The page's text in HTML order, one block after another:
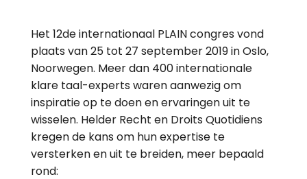
Het 12de internationaal PLAIN congres vond
plaats van 25 tot 27 september 2019 in Oslo,
Noorwegen. Meer dan 400 internationale
klare taal-experts waren aanwezig om
inspiratie op te doen en ervaringen uit te
wisselen. Helder Recht en Droits Quotidiens
kregen de kans om hun expertise te
versterken en uit te breiden, meer bepaald
rond: